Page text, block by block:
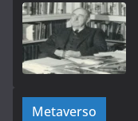
Metaverso